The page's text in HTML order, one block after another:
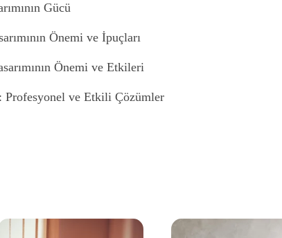
Gücü
Önemi ve İpuçları
Önemi ve Etkileri
Profesyonel ve Etkili Çözümler
Dostu ve Etkili Web Sitesi Tasarımının Önemi